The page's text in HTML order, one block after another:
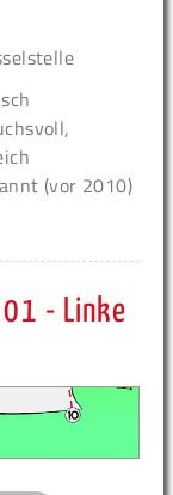
(vor 2010)
- Linke